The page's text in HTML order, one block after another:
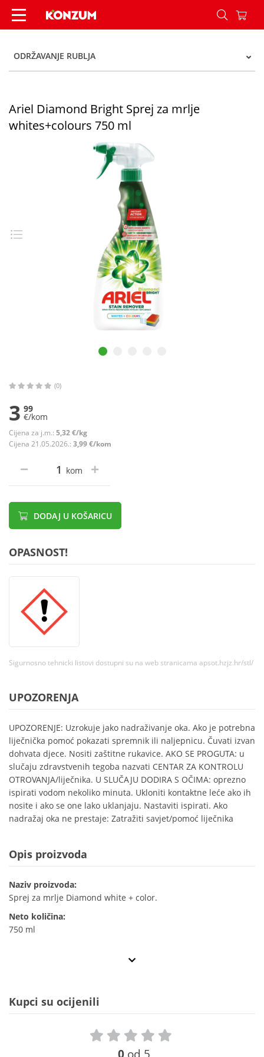
Ariel Diamond Bright Sprej za mrlje
ODRŽAVANJE RUBLJA
Ariel Diamond Bright Sprej za mrlje
whites+colours 750 ml
(0)
3 99
€/kom
Cijena za j.m.: 5,32 €/kg
Cijena 21.05.2026.: 3,99 €/kom
kom
DODAJ U KOŠARICU
OPASNOST!
Sigurnosno tehnicki listovi dostupni su na web stranicama apsot.hzjz.hr/stl/
UPOZORENJA
UPOZORENJE: Uzrokuje jako nadraživanje oka. Ako je potrebna
liječnička pomoć pokazati spremnik ili naljepnicu. Čuvati izvan
dohvata djece. Nositi zaštitne rukavice. AKO SE PROGUTA: u
slučaju zdravstvenih tegoba nazvati CENTAR ZA KONTROLU
OTROVANJA/liječnika. U SLUČAJU DODIRA S OČIMA: oprezno
ispirati vodom nekoliko minuta. Ukloniti kontaktne leće ako ih
nosite i ako se one lako uklanjaju. Nastaviti ispirati. Ako
nadražaj oka ne prestaje: Zatražiti savjet/pomoć liječnika
Opis proizvoda
Naziv proizvoda:
Sprej za mrlje Diamond white + color.
Neto količina:
750 ml
Kupci su ocijenili